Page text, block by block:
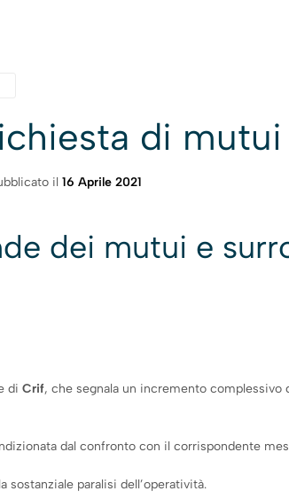
di
il 16 Aprile 2021
dei mutui e
di Crif, che segnala un incremento complessivo
dal confronto con il corrispondente
sostanziale paralisi dell’operatività.